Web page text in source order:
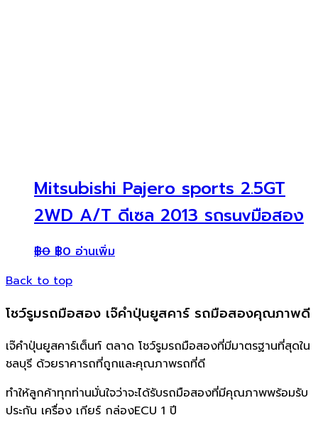
Mitsubishi Pajero sports 2.5GT
2WD A/T ดีเซล 2013 รถsuvมือสอง
฿0 ฿0 อ่านเพิ่ม
Back to top
โชว์รูมรถมือสอง เจ๊คำปุ่นยูสคาร์ รถมือสองคุณภาพดี
เจ๊คำปุ่นยูสคาร์เต็นท์ ตลาด โชว์รูมรถมือสองที่มีมาตรฐานที่สุดใน
ชลบุรี ด้วยราคารถที่ถูกและคุณภาพรถที่ดี
ทำให้ลูกค้าทุกท่านมั่นใจว่าจะได้รับรถมือสองที่มีคุณภาพพร้อมรับ
ประกัน เครื่อง เกียร์ กล่องECU 1 ปี